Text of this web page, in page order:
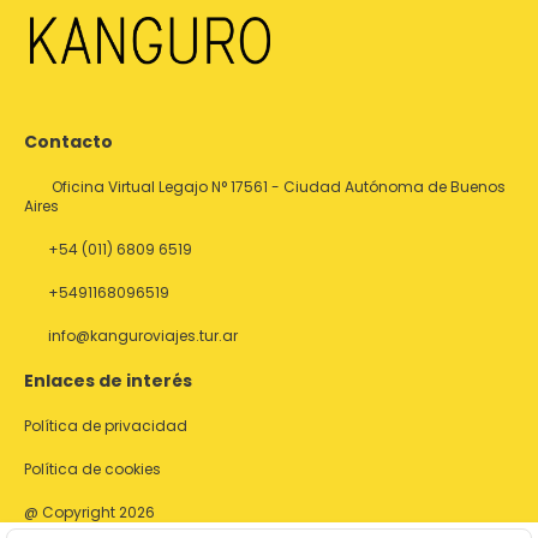
Contacto
Oficina Virtual Legajo N° 17561 - Ciudad Autónoma de Buenos
Aires
+54 (011) 6809 6519
+5491168096519
info@kanguroviajes.tur.ar
Enlaces de interés
Política de privacidad
Política de cookies
@ Copyright 2026